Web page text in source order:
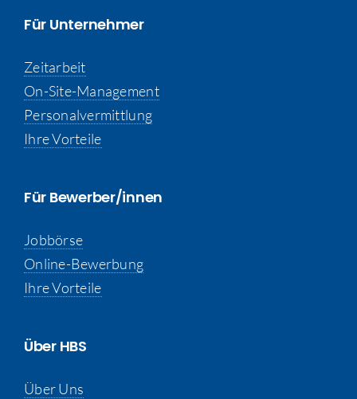
Für Unternehmer
Zeitarbeit
On-Site-Management
Personalvermittlung
Ihre Vorteile
Für Bewerber/innen
Jobbörse
Online-Bewerbung
Ihre Vorteile
Über HBS
Über Uns